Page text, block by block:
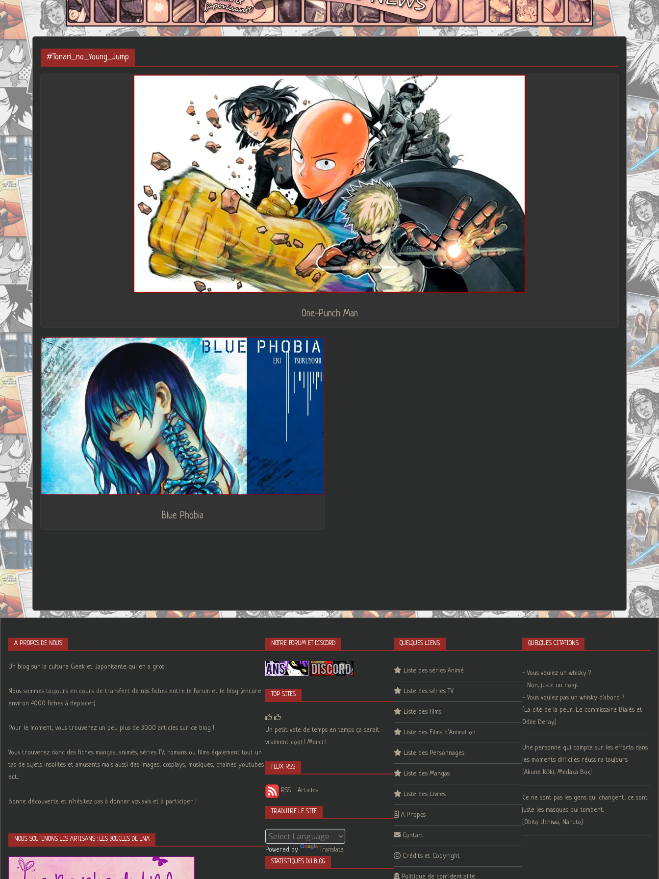
#Tonari_no_Young_Jump
One-Punch Man
Blue Phobia
A PROPOS DE NOUS
Un blog sur la culture Geek et Japonisante qui en a gros !
Nous sommes toujours en cours de transfert de nos fiches entre le forum et le blog (encore
environ 4000 fiches à deplacer).
Pour le moment, vous trouverez un peu plus de 3000 articles sur ce blog !
Vous trouverez donc des fiches mangas, animés, séries TV, romans ou films également tout un
tas de sujets insolites et amusants mais aussi des images, cosplays, musiques, chaines youtubes
ect...
Bonne découverte et n'hésitez pas à donner vos avis et à participer !
NOUS SOUTENONS LES ARTISANS : LES BOUCLES DE LNA
NOTRE FORUM ET DISCORD
TOP SITES
Un petit vote de temps en temps ça serait
vraiment cool ! Merci !
FLUX RSS
RSS - Articles
TRADUIRE LE SITE
Powered by Translate
STATISTIQUES DU BLOG
QUELQUES LIENS
Liste des séries Animé
Liste des séries TV
Liste des films
Liste des Films d’Animation
Liste des Personnages
Liste des Mangas
Liste des Livres
A Propos
Contact
Crédits et Copyright
Politique de confidentialité
QUELQUES CITATIONS
- Vous voulez un whisky ?
- Non, juste un doigt.
- Vous voulez pas un whisky d'abord ?
[La cité de la peur, Le commissaire Bialès et
Odile Deray.]
Une personne qui compte sur les efforts dans
les moments difficiles réussira toujours.
[Akune Kōki, Medaka Box]
Ce ne sont pas les gens qui changent, ce sont
juste les masques qui tombent.
[Obito Uchiwa, Naruto]